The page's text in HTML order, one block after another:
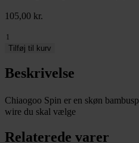
105,00 kr.
Chiaogoo
Spin
cm
(S)
4,5
mm
Tilføj til kurv
Beskrivelse
Chiaogoo Spin er en skøn
wire du skal vælge
Relaterede varer